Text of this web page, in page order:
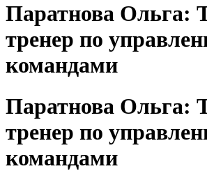
Паратнова Ольга:
тренер по
командами
Паратнова Ольга:
тренер по
командами